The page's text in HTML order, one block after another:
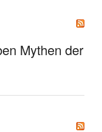
Mythen der